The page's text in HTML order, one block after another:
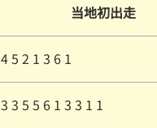
当地初出走
4 5 2 1 3 6 1
3 3 5 5 6 1 3 3 1 1